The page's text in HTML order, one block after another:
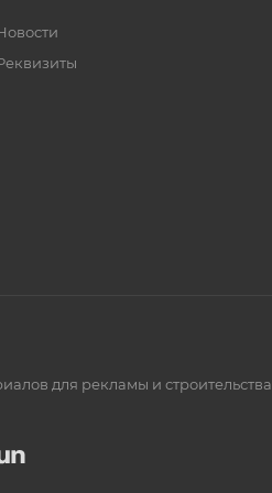
для рекламы и строительства